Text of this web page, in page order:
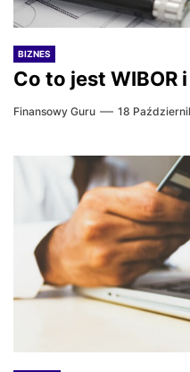
BIZNES
Co to jest WIBOR
Finansowy Guru 18